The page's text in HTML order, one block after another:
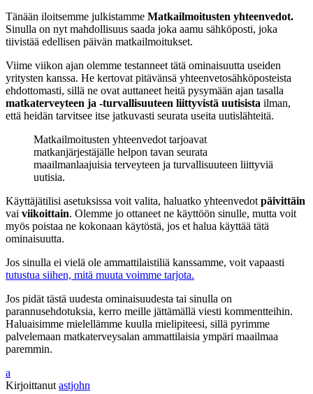
Tänään iloitsemme julkistamme Matkailmoitusten yhteenvedot.
Sinulla on nyt mahdollisuus saada joka aamu sähköposti, joka
tiivistää edellisen päivän matkailmoitukset.
Viime viikon ajan olemme testanneet tätä ominaisuutta useiden
yritysten kanssa. He kertovat pitävänsä yhteenvetosähköposteista
ehdottomasti, sillä ne ovat auttaneet heitä pysymään ajan tasalla
matkaterveyteen ja -turvallisuuteen liittyvistä uutisista ilman,
että heidän tarvitsee itse jatkuvasti seurata useita uutislähteitä.
Matkailmoitusten yhteenvedot tarjoavat
matkanjärjestäjälle helpon tavan seurata
maailmanlaajuisia terveyteen ja turvallisuuteen liittyviä
uutisia.
Käyttäjätilisi asetuksissa voit valita, haluatko yhteenvedot päivittäin
vai viikoittain. Olemme jo ottaneet ne käyttöön sinulle, mutta voit
myös poistaa ne kokonaan käytöstä, jos et halua käyttää tätä
ominaisuutta.
Jos sinulla ei vielä ole ammattilaistiliä kanssamme, voit vapaasti
tutustua siihen, mitä muuta voimme tarjota.
Jos pidät tästä uudesta ominaisuudesta tai sinulla on
parannusehdotuksia, kerro meille jättämällä viesti kommentteihin.
Haluaisimme mielellämme kuulla mielipiteesi, sillä pyrimme
palvelemaan matkaterveysalan ammattilaisia ympäri maailmaa
paremmin.
a
Kirjoittanut astjohn